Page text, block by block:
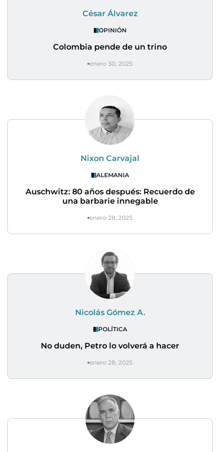
César Álvarez
OPINIÓN
Colombia pende de un trino
enero 30, 2025
Nixon Carvajal
ALEMANIA
Auschwitz: 80 años después: Recuerdo de
una barbarie innegable
enero 28, 2025
Nicolás Gómez A.
POLÍTICA
No duden, Petro lo volverá a hacer
enero 28, 2025